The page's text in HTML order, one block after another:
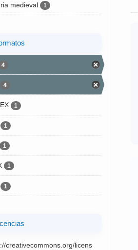
medieval 1
4
4
1
1
1
1
1
creativecommons.org/licens